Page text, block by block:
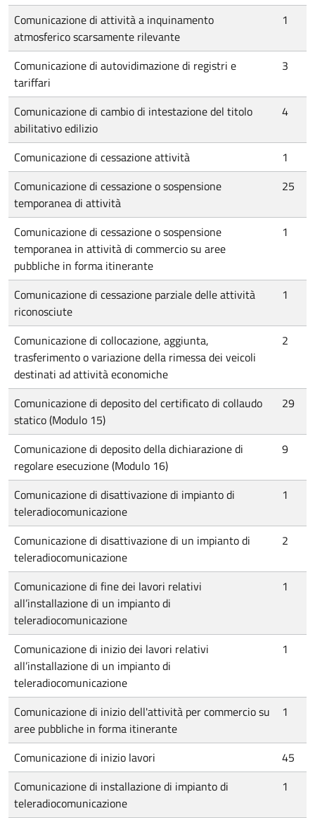
Comunicazione di attività a inquinamento
atmosferico scarsamente rilevante
1
Comunicazione di autovidimazione di registri e
tariffari
3
Comunicazione di cambio di intestazione del titolo
abilitativo edilizio
4
Comunicazione di cessazione attività
1
Comunicazione di cessazione o sospensione
temporanea di attività
25
Comunicazione di cessazione o sospensione
temporanea in attività di commercio su aree
pubbliche in forma itinerante
1
Comunicazione di cessazione parziale delle attività
riconosciute
1
Comunicazione di collocazione, aggiunta,
trasferimento o variazione della rimessa dei veicoli
destinati ad attività economiche
2
Comunicazione di deposito del certificato di collaudo
statico (Modulo 15)
29
Comunicazione di deposito della dichiarazione di
regolare esecuzione (Modulo 16)
9
Comunicazione di disattivazione di impianto di
teleradiocomunicazione
1
Comunicazione di disattivazione di un impianto di
teleradiocomunicazione
2
Comunicazione di fine dei lavori relativi
all’installazione di un impianto di
teleradiocomunicazione
1
Comunicazione di inizio dei lavori relativi
all’installazione di un impianto di
teleradiocomunicazione
1
Comunicazione di inizio dell'attività per commercio su
aree pubbliche in forma itinerante
1
Comunicazione di inizio lavori
45
Comunicazione di installazione di impianto di
teleradiocomunicazione
1